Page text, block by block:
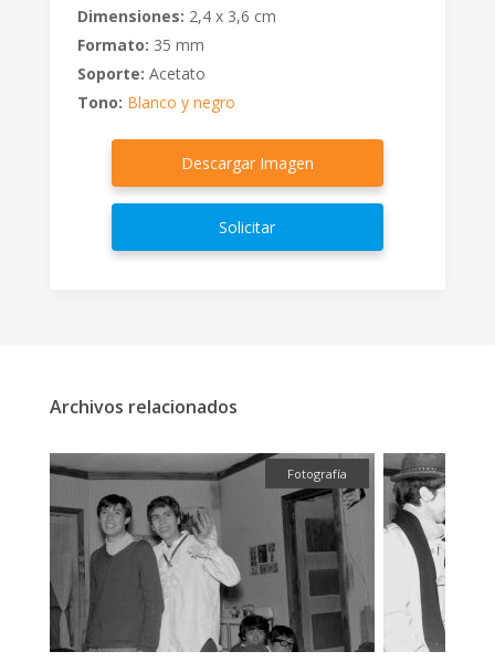
Dimensiones: 2,4 x 3,6 cm
Formato: 35 mm
Soporte: Acetato
Tono: Blanco y negro
Descargar Imagen
Solicitar
Archivos relacionados
Fotografía